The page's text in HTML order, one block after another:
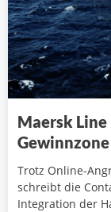
Maersk
Gewinnzone
Trotz Online-
schreibt die
Integration der